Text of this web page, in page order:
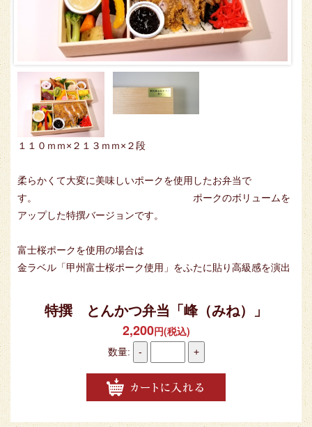
１１０ｍｍ×２１３ｍｍ×２段
柔らかくて大変に美味しいポークを使用したお弁当で
す。 ポークのボリュームを
アップした特撰バージョンです。
富士桜ポークを使用の場合は
金ラベル「甲州富士桜ポーク使用」をふたに貼り高級感を演出
特撰 とんかつ弁当「峰（みね）」
2,200円(税込)
数量: - +